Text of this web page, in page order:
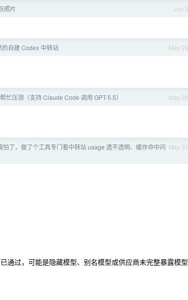
Jun 3
照片
May 29
自建 Codex 中转站
May 26
忙压测（支持 Claude Code 调用 GPT-5.5）
May 21
怕了，做了个工具专门看中转站 usage 透不透明、缓存命中问
通过，可能是隐藏模型、别名模型或供应商未完整暴露模型